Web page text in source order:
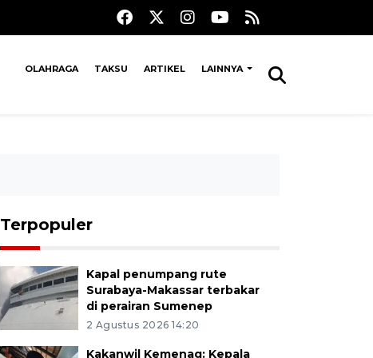
OLAHRAGA TAKSU ARTIKEL LAINNYA
Terpopuler
Kapal penumpang rute
Surabaya-Makassar terbakar
di perairan Sumenep
2 Agustus 2026 14:20
Kakanwil Kemenag: Kepala